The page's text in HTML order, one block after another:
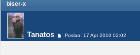
biser-x
Tanatos Poslao: 17 Apr 2010 02:02